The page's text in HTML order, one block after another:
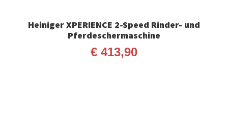
Heiniger XPERIENCE 2-Speed Rinder- und
Pferdeschermaschine
€413,90